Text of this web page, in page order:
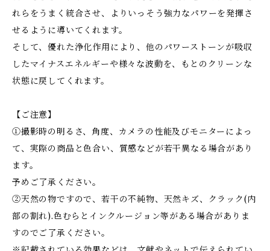
れらをうまく統合させ、よりいっそう強力なパワーを発揮さ
せるように導いてくれます。
そして、優れた浄化作用により、他のパワーストーンが吸収
したマイナスエネルギーや様々な波動を、もとのクリーンな
状態に戻してくれます。
【ご注意】
①撮影時の明るさ、角度、カメラの性能及びモニターによっ
て、実際の商品と色合い、質感などが若干異なる場合があり
ます。
予めご了承ください。
②天然の物ですので、若干の不純物、天然キズ、クラック(内
部の割れ).色むらとインクルージョン等がある場合がありま
すのでご了承ください。